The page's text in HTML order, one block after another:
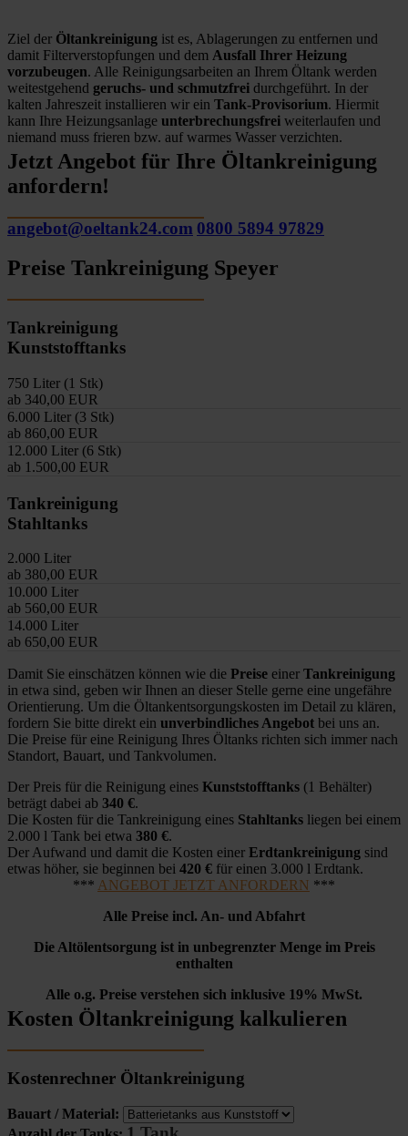
Ziel der Öltankreinigung ist es, Ablagerungen zu entfernen und
damit Filterverstopfungen und dem Ausfall Ihrer Heizung
vorzubeugen. Alle Reinigungsarbeiten an Ihrem Öltank werden
weitestgehend geruchs- und schmutzfrei durchgeführt. In der
kalten Jahreszeit installieren wir ein Tank-Provisorium. Hiermit
kann Ihre Heizungsanlage unterbrechungsfrei weiterlaufen und
niemand muss frieren bzw. auf warmes Wasser verzichten.
Jetzt Angebot für Ihre Öltankreinigung
anfordern!
angebot@oeltank24.com 0800 5894 97829
Preise Tankreinigung Speyer
Tankreinigung
Kunststofftanks
750 Liter (1 Stk)
ab 340,00 EUR
6.000 Liter (3 Stk)
ab 860,00 EUR
12.000 Liter (6 Stk)
ab 1.500,00 EUR
Tankreinigung
Stahltanks
2.000 Liter
ab 380,00 EUR
10.000 Liter
ab 560,00 EUR
14.000 Liter
ab 650,00 EUR
Damit Sie einschätzen können wie die Preise einer Tankreinigung
in etwa sind, geben wir Ihnen an dieser Stelle gerne eine ungefähre
Orientierung. Um die Öltankentsorgungskosten im Detail zu klären,
fordern Sie bitte direkt ein unverbindliches Angebot bei uns an.
Die Preise für eine Reinigung Ihres Öltanks richten sich immer nach
Standort, Bauart, und Tankvolumen.
Der Preis für die Reinigung eines Kunststofftanks (1 Behälter)
beträgt dabei ab 340 €.
Die Kosten für die Tankreinigung eines Stahltanks liegen bei einem
2.000 l Tank bei etwa 380 €.
Der Aufwand und damit die Kosten einer Erdtankreinigung sind
etwas höher, sie beginnen bei 420 € für einen 3.000 l Erdtank.
*** ANGEBOT JETZT ANFORDERN ***
Alle Preise incl. An- und Abfahrt
Die Altölentsorgung ist in unbegrenzter Menge im Preis
enthalten
Alle o.g. Preise verstehen sich inklusive 19% MwSt.
Kosten Öltankreinigung kalkulieren
Kostenrechner Öltankreinigung
Bauart / Material: